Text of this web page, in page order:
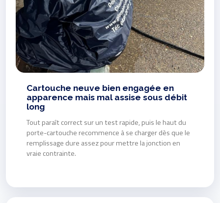
Cartouche neuve bien engagée en
apparence mais mal assise sous débit
long
Tout paraît correct sur un test rapide, puis le haut du
porte-cartouche recommence à se charger dès que le
remplissage dure assez pour mettre la jonction en
vraie contrainte.